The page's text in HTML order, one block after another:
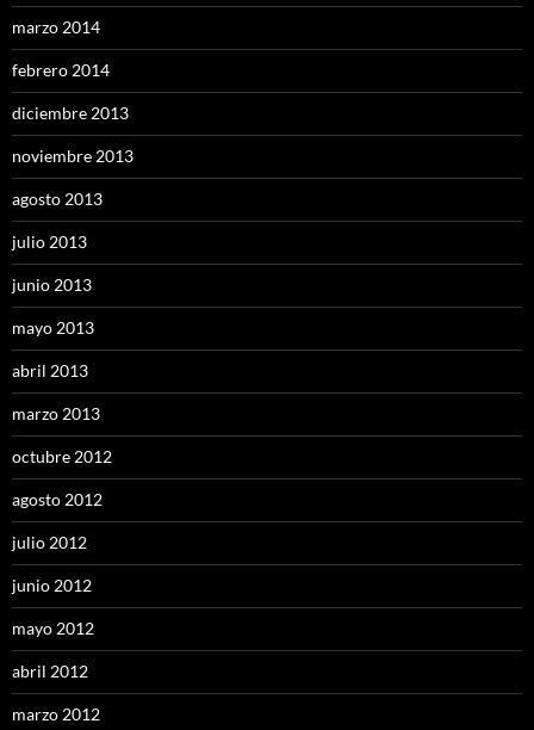
marzo 2014
febrero 2014
diciembre 2013
noviembre 2013
agosto 2013
julio 2013
junio 2013
mayo 2013
abril 2013
marzo 2013
octubre 2012
agosto 2012
julio 2012
junio 2012
mayo 2012
abril 2012
marzo 2012